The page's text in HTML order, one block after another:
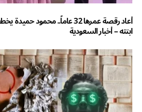
أعاد رقصة عمرها 32 عاماً.. محمود
ابنته – أخبار السعودية